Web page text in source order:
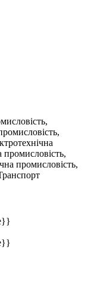
промисловість,